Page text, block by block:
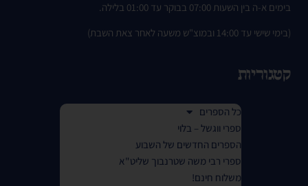
בימים א-ה בין השעות 07:00 בבוקר עד 01:00 בלילה.
(בימי שישי עד 14:00 ובמוצ"ש משעה לאחר צאת השבת)
קטגוריות
כל הספרים
ספרי ווגשל – בלוי
הספרים החדשים של השבוע
ספרי רבי משה שטרנבוך שליט"א
משלוח חינם!